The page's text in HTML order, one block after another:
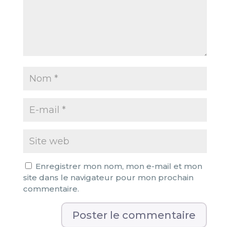
Enregistrer mon nom, mon e-mail et mon
site dans le navigateur pour mon prochain
commentaire.